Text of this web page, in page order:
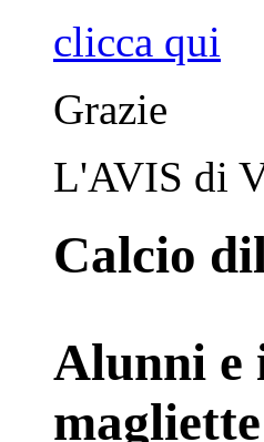
clicca qui
Grazie
L'AVIS di
Calcio
Alunni e